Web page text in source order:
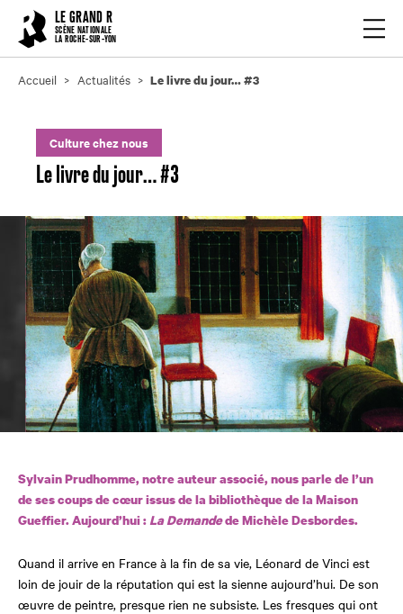
LE GRAND R
SCÈNE NATIONALE
LA ROCHE-SUR-YON
Accueil Actualités Le livre du jour… #3
Culture chez nous
Le livre du jour… #3
Sylvain Prudhomme, notre auteur associé, nous parle de l’un
de ses coups de cœur issus de la bibliothèque de la Maison
Gueffier. Aujourd’hui : La Demandede Michèle Desbordes.
Quand il arrive en France à la fin de sa vie, Léonard de Vinci est
loin de jouir de la réputation qui est la sienne aujourd’hui. De son
œuvre de peintre, presque rien ne subsiste. Les fresques qui ont
Cookies management panel